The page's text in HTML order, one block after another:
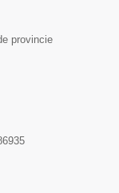
provincie